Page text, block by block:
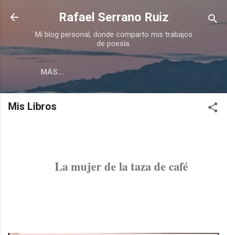
Ir al contenido principal
Rafael Serrano Ruiz
Mi blog personal, donde comparto mis trabajos
de poesía.
MÁS…
Mis Libros
La mujer de la taza de café